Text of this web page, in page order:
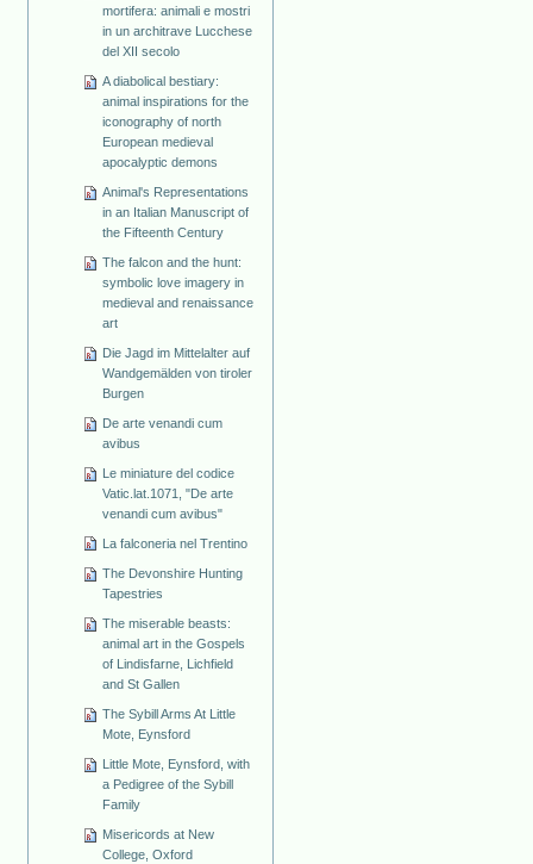
mortifera: animali e mostri
in un architrave Lucchese
del XII secolo
A diabolical bestiary:
animal inspirations for the
iconography of north
European medieval
apocalyptic demons
Animal's Representations
in an Italian Manuscript of
the Fifteenth Century
The falcon and the hunt:
symbolic love imagery in
medieval and renaissance
art
Die Jagd im Mittelalter auf
Wandgemälden von tiroler
Burgen
De arte venandi cum
avibus
Le miniature del codice
Vatic.lat.1071, "De arte
venandi cum avibus"
La falconeria nel Trentino
The Devonshire Hunting
Tapestries
The miserable beasts:
animal art in the Gospels
of Lindisfarne, Lichfield
and St Gallen
The Sybill Arms At Little
Mote, Eynsford
Little Mote, Eynsford, with
a Pedigree of the Sybill
Family
Misericords at New
College, Oxford